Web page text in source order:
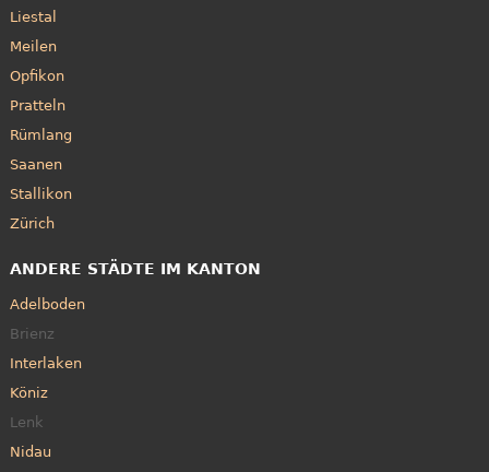
Liestal
Meilen
Opfikon
Pratteln
Rümlang
Saanen
Stallikon
Zürich
ANDERE STÄDTE IM KANTON
Adelboden
Brienz
Interlaken
Köniz
Lenk
Nidau